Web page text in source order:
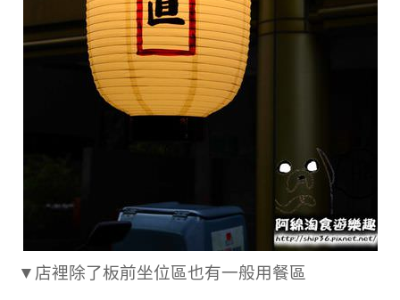
▼店裡除了板前坐位區也有一般用餐區